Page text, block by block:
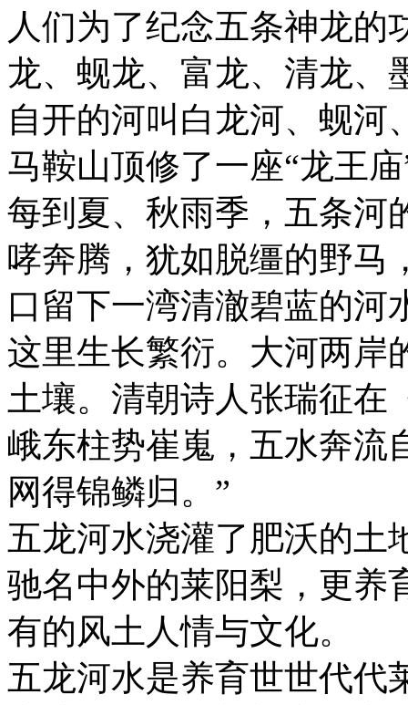
人们为了纪念五条神龙的
龙、蚬龙、富龙、清龙、
自开的河叫白龙河、蚬河
马鞍山顶修了一座“龙王
每到夏、秋雨季，五条河
哮奔腾，犹如脱缰的野马
口留下一湾清澈碧蓝的河
这里生长繁衍。大河两岸
土壤。清朝诗人张瑞征在
峨东柱势崔嵬，五水奔流
网得锦鳞归。”
五龙河水浇灌了肥沃的土
驰名中外的莱阳梨，更养
有的风土人情与文化。
五龙河水是养育世世代代